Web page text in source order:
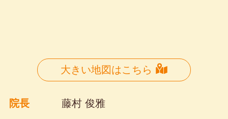
大きい地図はこちら
院長 藤村 俊雅